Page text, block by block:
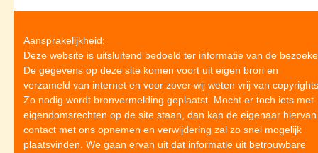
Aansprakelijkheid:
Deze website is uitsluitend bedoeld ter informatie van de
De gegevens op deze site komen voort uit eigen bron en
verzameld van internet en voor zover wij weten vrij van
Zo nodig wordt bronvermelding geplaatst. Mocht er toch iets met
eigendomsrechten op de site staan, dan kan de eigenaar hiervan
contact met ons opnemen en verwijdering zal zo snel mogelijk
plaatsvinden. We gaan ervan uit dat informatie uit betrouwbare